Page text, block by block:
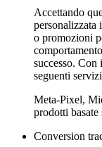
Accettando
personalizzata
o promozioni
successo. Con
seguenti
Meta-Pixel,
prodotti
Conversion